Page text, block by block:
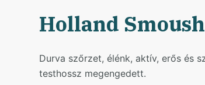
Holland
Durva szőrzet, élénk, aktív, erős és
testhossz megengedett.